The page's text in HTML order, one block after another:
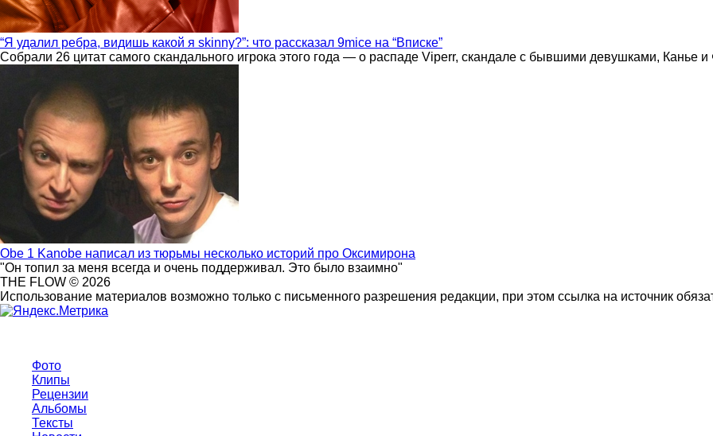
“Я удалил ребра, видишь какой я skinny?”: что рассказал 9mice на “Вписке”
Собрали 26 цитат самого скандального игрока этого года — о распаде Viperr, скандале с бывшими девушками, Канье
Obe 1 Kanobe написал из тюрьмы несколько историй про Оксимирона
"Он топил за меня всегда и очень поддерживал. Это было взаимно"
THE FLOW © 2026
Использование материалов возможно только с письменного разрешения редакции, при этом ссылка на источник
Фото
Клипы
Рецензии
Альбомы
Тексты